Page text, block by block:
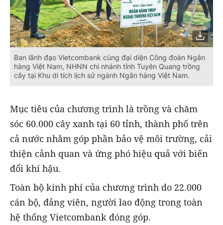
Ban lãnh đạo Vietcombank cùng đại diện Công đoàn Ngân
hàng Việt Nam, NHNN chi nhánh tỉnh Tuyên Quang trồng
cây tại Khu di tích lịch sử ngành Ngân hàng Việt Nam.
Mục tiêu của chương trình là trồng và chăm
sóc 60.000 cây xanh tại 60 tỉnh, thành phố trên
cả nước nhằm góp phần bảo vệ môi trường, cải
thiện cảnh quan và ứng phó hiệu quả với biến
đổi khí hậu.
Toàn bộ kinh phí của chương trình do 22.000
cán bộ, đảng viên, người lao động trong toàn
hệ thống Vietcombank đóng góp.